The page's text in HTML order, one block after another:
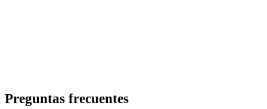
Preguntas frecuentes